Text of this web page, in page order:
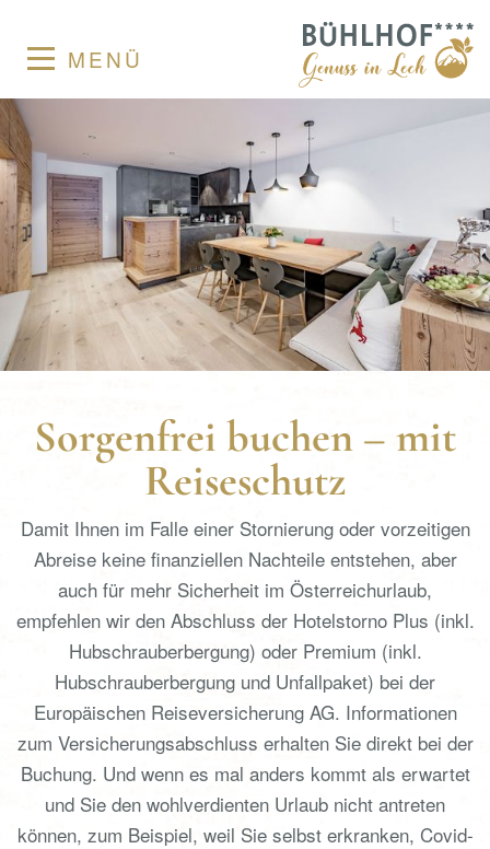
MENÜ
Sorgenfrei buchen – mit
Reiseschutz
Damit Ihnen im Falle einer Stornierung oder vorzeitigen
Abreise keine finanziellen Nachteile entstehen, aber
auch für mehr Sicherheit im Österreichurlaub,
empfehlen wir den Abschluss der Hotelstorno Plus (inkl.
Hubschrauberbergung) oder Premium (inkl.
Hubschrauberbergung und Unfallpaket) bei der
Europäischen Reiseversicherung AG. Informationen
zum Versicherungsabschluss erhalten Sie direkt bei der
Buchung. Und wenn es mal anders kommt als erwartet
und Sie den wohlverdienten Urlaub nicht antreten
können, zum Beispiel, weil Sie selbst erkranken, Covid-